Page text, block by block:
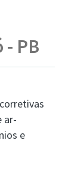
PB
ar-
e